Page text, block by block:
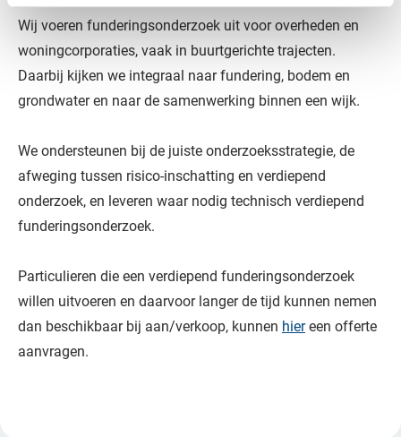
Wij voeren funderingsonderzoek uit voor overheden en
woningcorporaties, vaak in buurtgerichte trajecten.
Daarbij kijken we integraal naar fundering, bodem en
grondwater en naar de samenwerking binnen een wijk.
We ondersteunen bij de juiste onderzoeksstrategie, de
afweging tussen risico-inschatting en verdiepend
onderzoek, en leveren waar nodig technisch verdiepend
funderingsonderzoek.
Particulieren die een verdiepend funderingsonderzoek
willen uitvoeren en daarvoor langer de tijd kunnen nemen
dan beschikbaar bij aan/verkoop, kunnen hiereen offerte
aanvragen.